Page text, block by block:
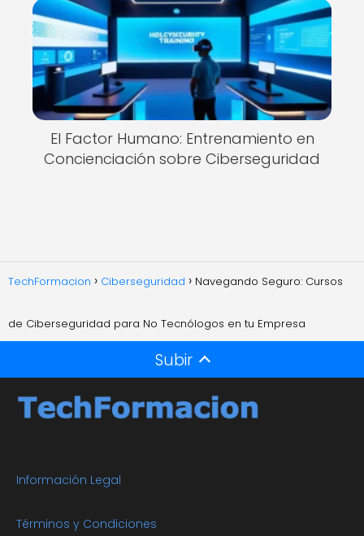
El Factor Humano: Entrenamiento en
Concienciación sobre Ciberseguridad
TechFormacion Ciberseguridad Navegando Seguro: Cursos
de Ciberseguridad para No Tecnólogos en tu Empresa
Subir
Información Legal
Términos y Condiciones